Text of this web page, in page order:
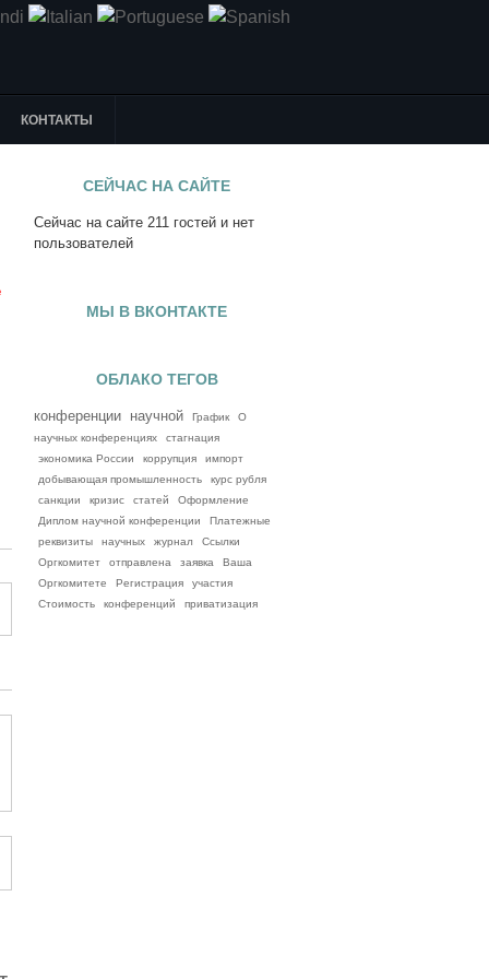
КОНТАКТЫ
СЕЙЧАС НА САЙТЕ
Сейчас на сайте 211 гостей и нет
пользователей
МЫ В ВКОНТАКТЕ
ОБЛАКО ТЕГОВ
конференции научной График
О
научных конференциях
стагнация
экономика России
коррупция
импорт
добывающая промышленность
курс рубля
санкции
кризис статей
Оформление
Диплом научной конференции
Платежные
реквизиты
научных журнал
Ссылки
Оргкомитет
отправлена заявка
Ваша
Оргкомитете
Регистрация
участия
Стоимость
конференций приватизация